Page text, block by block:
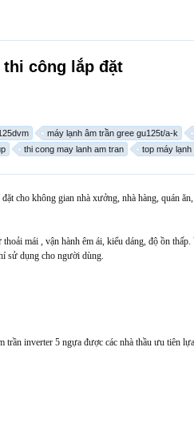
thi công lắp đặt
máy lạnh âm trần gree gu125t/a-k
thi cong may lanh am tran top máy
cho không gian nhà xưởng, nhà hàng, quán
mái , vận hành êm ái, kiểu dáng, độ ồn
sử dụng cho người dùng.
inverter 5 ngựa được các nhà thầu ưu tiên